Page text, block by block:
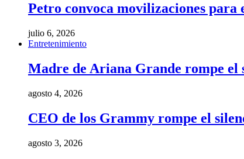
Petro convoca movilizaciones para
julio 6, 2026
Entretenimiento
Madre de Ariana Grande rompe el
agosto 4, 2026
CEO de los Grammy rompe el
agosto 3, 2026